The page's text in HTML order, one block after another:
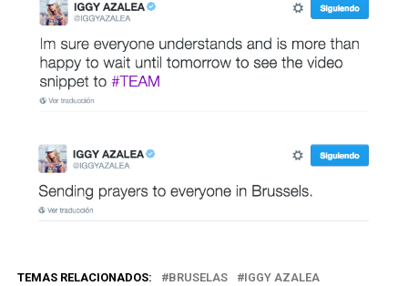
TEMAS RELACIONADOS: BRUSELAS IGGY AZALEA